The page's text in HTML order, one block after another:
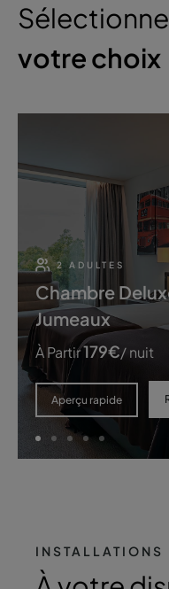
votre choix
2 ADULTES
Chambre
Jumeaux
À Partir179€/ nuit
Aperçu rapide
INSTALLATIONS